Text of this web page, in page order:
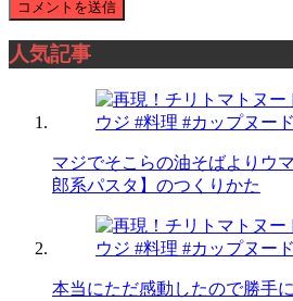
人気記事
マジでそこらの油そばよりウ
郎系パスタ】のつくりかた
本当にただ感動したので勝手